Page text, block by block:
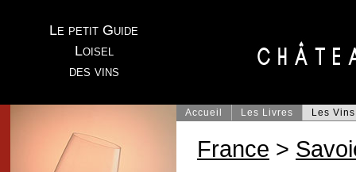
Le petit Guide
Loisel
des vins
Accueil Les Livres Les Vins
France >